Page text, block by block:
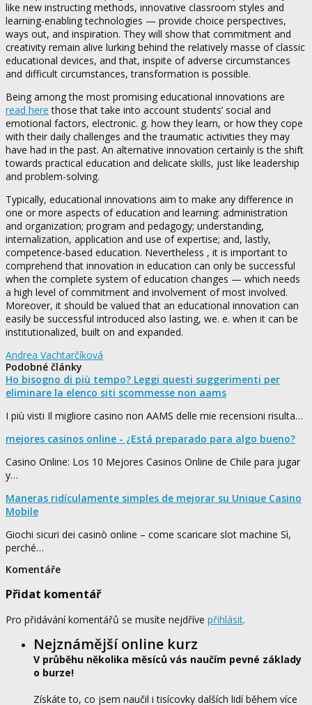
like new instructing methods, innovative classroom styles and
learning-enabling technologies — provide choice perspectives,
ways out, and inspiration. They will show that commitment and
creativity remain alive lurking behind the relatively masse of classic
educational devices, and that, inspite of adverse circumstances
and difficult circumstances, transformation is possible.
Being among the most promising educational innovations are
read here those that take into account students’ social and
emotional factors, electronic. g. how they learn, or how they cope
with their daily challenges and the traumatic activities they may
have had in the past. An alternative innovation certainly is the shift
towards practical education and delicate skills, just like leadership
and problem-solving.
Typically, educational innovations aim to make any difference in
one or more aspects of education and learning: administration
and organization; program and pedagogy; understanding,
internalization, application and use of expertise; and, lastly,
competence-based education. Nevertheless , it is important to
comprehend that innovation in education can only be successful
when the complete system of education changes — which needs
a high level of commitment and involvement of most involved.
Moreover, it should be valued that an educational innovation can
easily be successful introduced also lasting, we. e. when it can be
institutionalized, built on and expanded.
Andrea Vachtarčíková
Podobné články
Ho bisogno di più tempo? Leggi questi suggerimenti per
eliminare la elenco siti scommesse non aams
I più visti Il migliore casino non AAMS delle mie recensioni risulta…
mejores casinos online - ¿Está preparado para algo bueno?
Casino Online: Los 10 Mejores Casinos Online de Chile para jugar
y…
Maneras ridículamente simples de mejorar su Unique Casino
Mobile
Giochi sicuri dei casinò online – come scaricare slot machine Sì,
perché…
Komentáře
Přidat komentář
Pro přidávání komentářů se musíte nejdříve přihlásit.
Nejznámější online kurz
V průběhu několika měsíců vás naučím pevné základy
o burze!
Získáte to, co jsem naučil i tisícovky dalších lidí během více